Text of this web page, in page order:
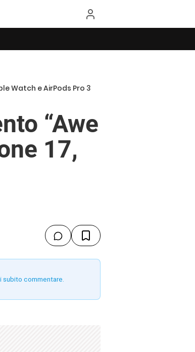
Watch e AirPods Pro 3
“Awe
17,
commentare.